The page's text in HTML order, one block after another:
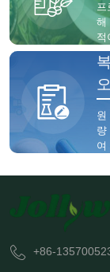
프
해
적
오
원
량
여
+86-